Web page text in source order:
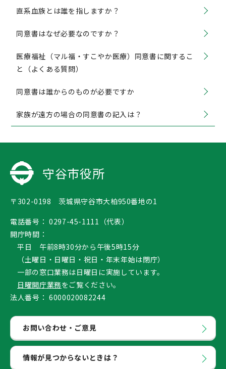
直系血族とは誰を指しますか？
同意書はなぜ必要なのですか？
医療福祉（マル福・すこやか医療）同意書に関するこ
と（よくある質問）
同意書は誰からのものが必要ですか
家族が遠方の場合の同意書の記入は？
守谷市役所
〒302-0198 茨城県守谷市大柏950番地の1
電話番号： 0297-45-1111（代表）
開庁時間：
平日 午前8時30分から午後5時15分
（土曜日・日曜日・祝日・年末年始は閉庁）
一部の窓口業務は日曜日に実施しています。
日曜開庁業務をご覧ください。
法人番号： 6000020082244
お問い合わせ・ご意見
情報が見つからないときは？